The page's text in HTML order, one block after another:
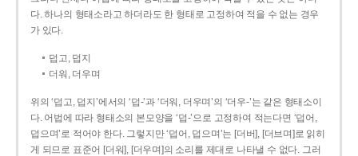
다. 하나의 형태소라고 하더라도 한 형태로 고정하여 적을 수 없는 경우
가 있다.
덥고, 덥지
더워, 더우며
위의 ‘덥고, 덥지’에서의 ‘덥-­’과 ‘더워, 더우며’의 ‘더우-­’는 같은 형태소이
다. 어법에 따라 형태소의 본모양을 ‘덥-­’으로 고정하여 적는다면 ‘덥어,
덥으며’로 적어야 한다. 그렇지만 ‘덥어, 덥으며’는 [더버], [더브며]로 읽히
게 되므로 표준어 [더워], [더우며]의 소리를 제대로 나타낼 수 없다. 그러